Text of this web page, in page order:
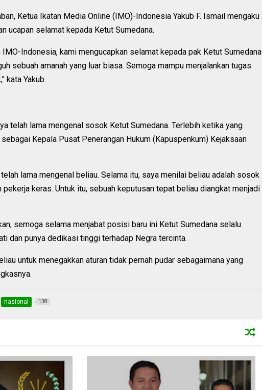
Ketua Ikatan Media Online (IMO)-Indonesia Yakub F. Ismail mengaku
ucapan selamat kepada Ketut Sumedana.
Indonesia, kami mengucapkan selamat kepada pak Ketut Sumedana
sebuah amanah yang luar biasa. Semoga mampu menjalankan tugas
kata Yakub.
telah lama mengenal sosok Ketut Sumedana. Terlebih ketika yang
Kepala Pusat Penerangan Hukum (Kapuspenkum) Kejaksaan
lama mengenal beliau. Selama itu, saya menilai beliau adalah sosok
keras. Untuk itu, sebuah keputusan tepat beliau diangkat menjadi
semoga selama menjabat posisi baru ini Ketut Sumedana selalu
dan punya dedikasi tinggi terhadap Negra tercinta.
untuk menegakkan aturan tidak pernah pudar sebagaimana yang
nasional 138